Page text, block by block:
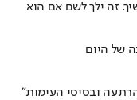
זה ילך לשם אם הוא
של היום
ובסיסי העימות"